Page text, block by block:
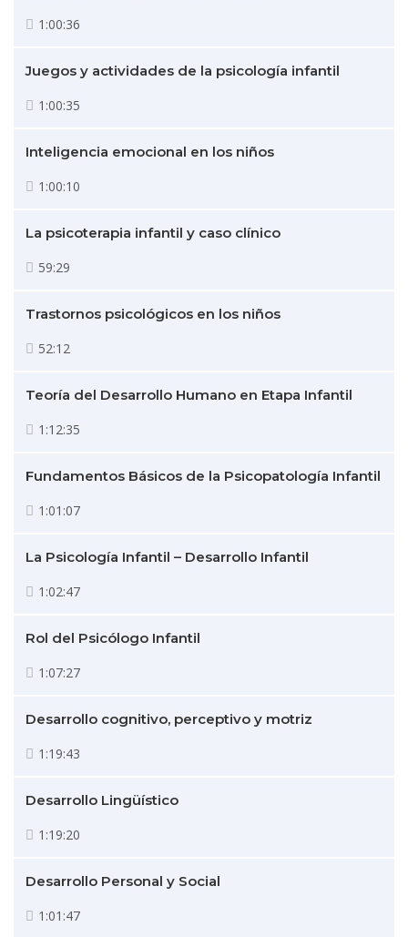
1:00:36
Juegos y actividades de la psicología infantil
1:00:35
Inteligencia emocional en los niños
1:00:10
La psicoterapia infantil y caso clínico
59:29
Trastornos psicológicos en los niños
52:12
Teoría del Desarrollo Humano en Etapa Infantil
1:12:35
Fundamentos Básicos de la Psicopatología Infantil
1:01:07
La Psicología Infantil – Desarrollo Infantil
1:02:47
Rol del Psicólogo Infantil
1:07:27
Desarrollo cognitivo, perceptivo y motriz
1:19:43
Desarrollo Lingüístico
1:19:20
Desarrollo Personal y Social
1:01:47